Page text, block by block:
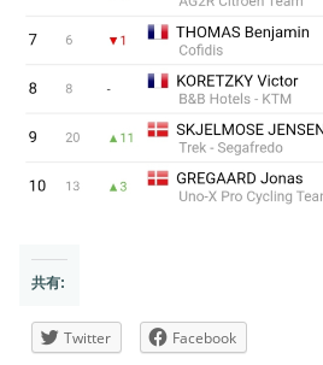
共有:
Twitter Facebook